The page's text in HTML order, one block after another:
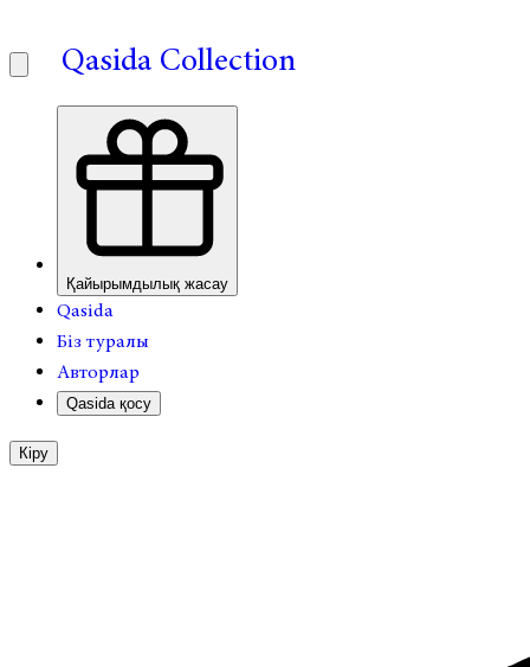
Qasida Collection
Қайырымдылық жасау
Qasida
Біз туралы
Авторлар
Qasida қосу
Кіру